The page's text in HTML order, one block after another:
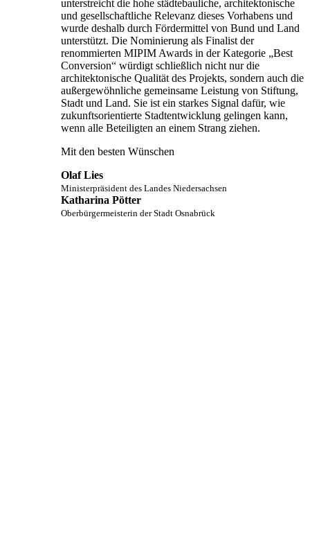
unterstreicht die hohe städtebauliche, architektonische
und gesellschaftliche Relevanz dieses Vorhabens und
wurde deshalb durch Fördermittel von Bund und Land
unterstützt. Die Nominierung als Finalist der
renommierten MIPIM Awards in der Kategorie „Best
Conversion“ würdigt schließlich nicht nur die
architektonische Qualität des Projekts, sondern auch die
außergewöhnliche gemeinsame Leistung von Stiftung,
Stadt und Land. Sie ist ein starkes Signal dafür, wie
zukunftsorientierte Stadtentwicklung gelingen kann,
wenn alle Beteiligten an einem Strang ziehen.
Mit den besten Wünschen
Olaf Lies
Ministerpräsident des Landes Niedersachsen
Katharina Pötter
Oberbürgermeisterin der Stadt Osnabrück